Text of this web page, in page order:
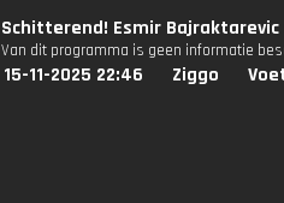
Schitterend! Esmir Bajraktarevic
Van dit programma is geen informatie
15-11-2025 22:46 Ziggo